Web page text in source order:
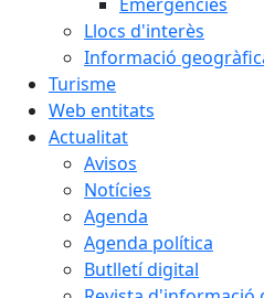
Llocs d'interès
Informació
Turisme
Web entitats
Actualitat
Avisos
Notícies
Agenda
Agenda política
Butlletí digital